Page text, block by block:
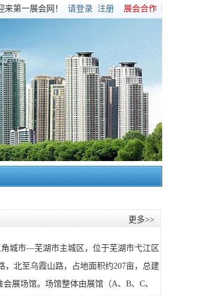
来第一展会网！ 请登录 注册 展会合作
更多>>
城市—芜湖市主城区，位于芜湖市弋江区
，北至乌霞山路，占地面积约207亩，总建
展场馆。场馆整体由展馆（A、B、C、